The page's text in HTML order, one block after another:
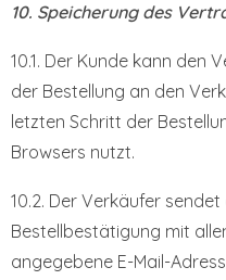
10. Speicherung des
10.1. Der Kunde kann
der Bestellung an den
letzten Schritt der
Browsers nutzt.
10.2. Der Verkäufer
Bestellbestätigung mit
angegebene E-Mail-